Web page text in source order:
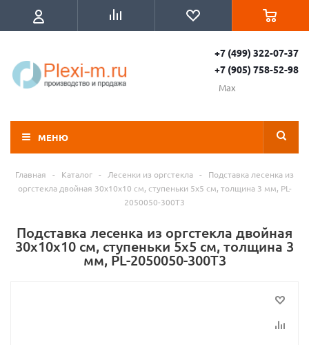
+7 (499) 322-07-37
+7 (905) 758-52-98
Max
МЕНЮ
Главная - Каталог - Лесенки из оргстекла -
Подставка лесенка из
оргстекла двойная 30x10х10 см, ступеньки 5x5 см, толщина 3 мм, PL-
2050050-300T3
Подставка лесенка из оргстекла двойная
30x10х10 см, ступеньки 5x5 см, толщина 3
мм, PL-2050050-300T3